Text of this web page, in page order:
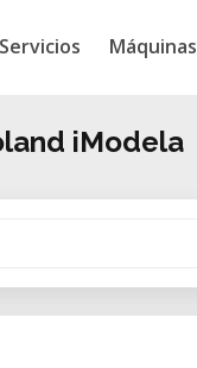
Servicios Máquinas
iModela